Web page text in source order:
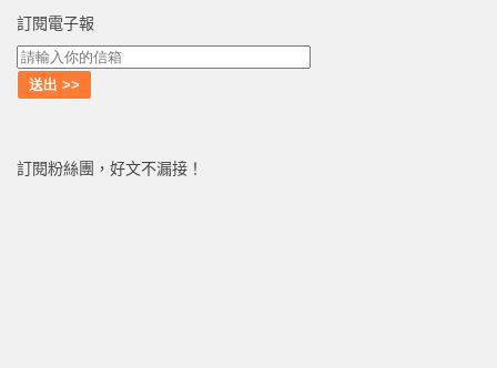
訂閱電子報
訂閱粉絲團，好文不漏接！